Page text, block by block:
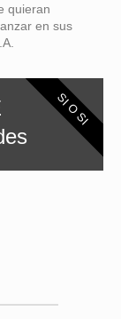
quieran
en sus
SI O SI